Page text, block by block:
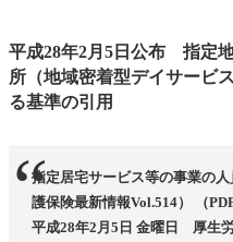
④機能訓練
① 食堂及び
② 相談室
平成28年2月5日公布 指定
所（地域密着型デイサービ
る基準の引用
指定居宅サービス等の事業の
護保険最新情報Vol.514） （
平成28年2月5日 金曜日 厚生